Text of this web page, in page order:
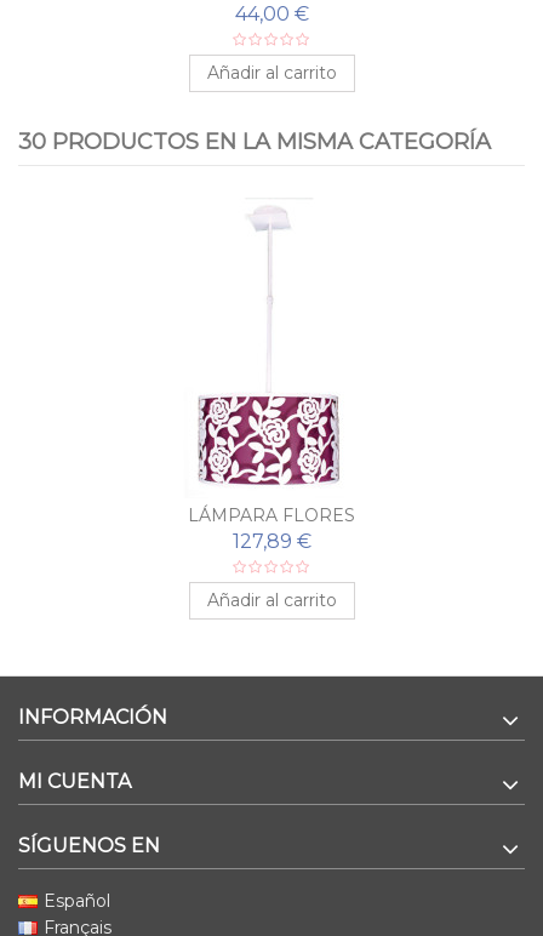
44,00 €
Añadir al carrito
30 PRODUCTOS EN LA MISMA CATEGORÍA
LÁMPARA FLORES
127,89 €
Añadir al carrito
INFORMACIÓN
MI CUENTA
SÍGUENOS EN
Español
Français